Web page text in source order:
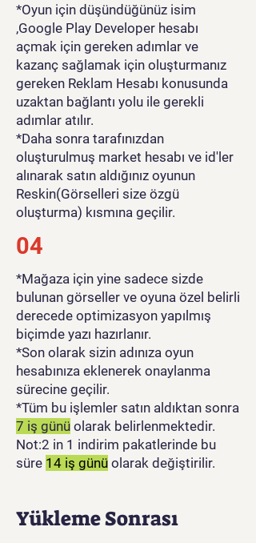
*Oyun için düşündüğünüz isim
,Google Play Developer hesabı
açmak için gereken adımlar ve
kazanç sağlamak için oluşturmanız
gereken Reklam Hesabı konusunda
uzaktan bağlantı yolu ile gerekli
adımlar atılır.
*Daha sonra tarafınızdan
oluşturulmuş market hesabı ve id'ler
alınarak satın aldığınız oyunun
Reskin(Görselleri size özgü
oluşturma) kısmına geçilir.
04
*Mağaza için yine sadece sizde
bulunan görseller ve oyuna özel belirli
derecede optimizasyon yapılmış
biçimde yazı hazırlanır.
*Son olarak sizin adınıza oyun
hesabınıza eklenerek onaylanma
sürecine geçilir.
*Tüm bu işlemler satın aldıktan sonra
7 iş günü olarak belirlenmektedir.
Not:2 in 1 indirim pakatlerinde bu
süre 14 iş günü olarak değiştirilir.
Yükleme Sonrası